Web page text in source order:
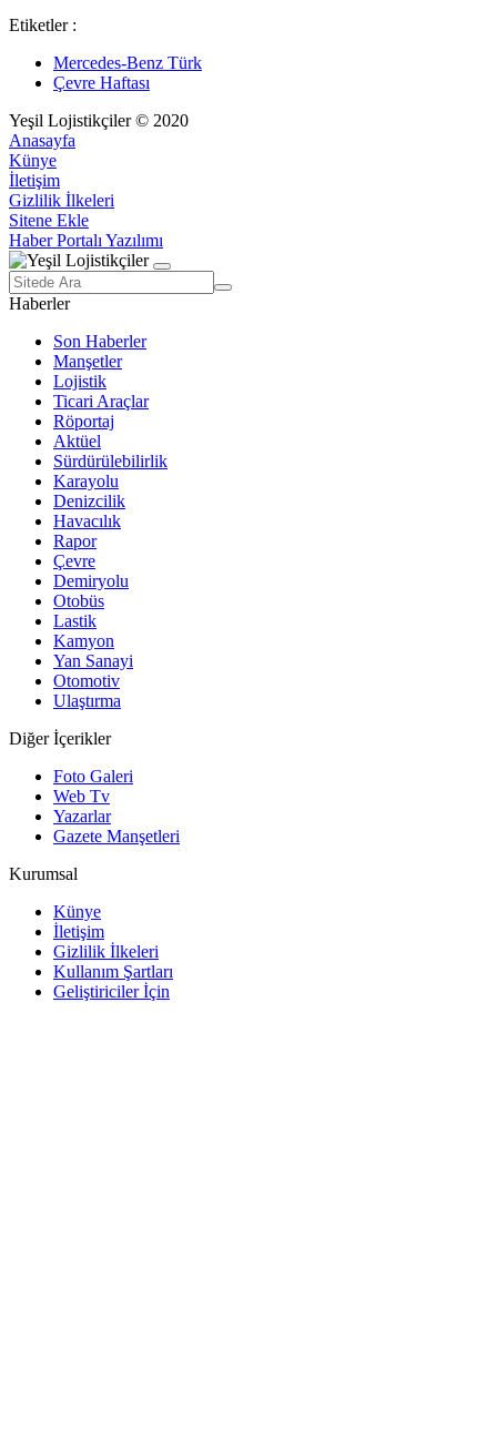
Etiketler :
Mercedes-Benz Türk
Çevre Haftası
Yeşil Lojistikçiler © 2020
Anasayfa
Künye
İletişim
Gizlilik İlkeleri
Sitene Ekle
Haber Portalı Yazılımı
Haberler
Son Haberler
Manşetler
Lojistik
Ticari Araçlar
Röportaj
Aktüel
Sürdürülebilirlik
Karayolu
Denizcilik
Havacılık
Rapor
Çevre
Demiryolu
Otobüs
Lastik
Kamyon
Yan Sanayi
Otomotiv
Ulaştırma
Diğer İçerikler
Foto Galeri
Web Tv
Yazarlar
Gazete Manşetleri
Kurumsal
Künye
İletişim
Gizlilik İlkeleri
Kullanım Şartları
Geliştiriciler İçin